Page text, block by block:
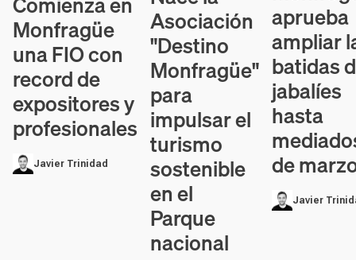
Monfragüe
una FIO con
record de
expositores y
profesionales
Javier Trinidad
Asociación
"Destino
Monfragüe"
para
impulsar el
turismo
sostenible
en el
Parque
nacional
aprueba
ampliar
batidas
jabalíes
hasta
de
Javier